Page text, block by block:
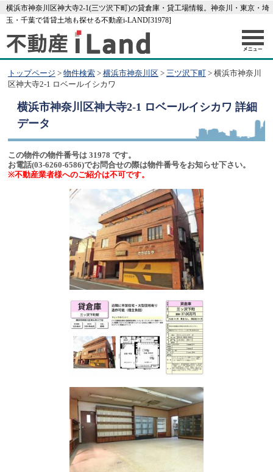
横浜市神奈川区神大寺2-1(三ツ沢下町)の貸倉庫・貸工場情報。神奈川・東京・埼
玉・千葉で賃貸土地も探せる不動産i-LAND[31978]
トップページ > 物件検索> 横浜市神奈川区> 三ツ沢下町> 横浜市神奈川
区神大寺2-1 ロベールイシカワ
横浜市神奈川区神大寺2-1 ロベールイシカワ 詳細
データ
この物件の物件番号は 31978 です。
お電話(03-6260-6586)でお問合せの際は物件番号をお知らせ下さい。
※不動産業者様へのご紹介は不可です。